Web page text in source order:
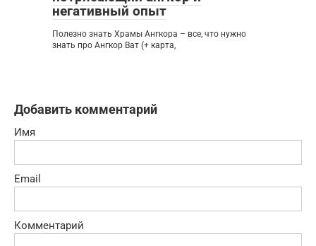
негативный опыт
Полезно знать Храмы Ангкора – все, что нужно
знать про Ангкор Ват (+ карта,
Добавить комментарий
Имя
Email
Комментарий